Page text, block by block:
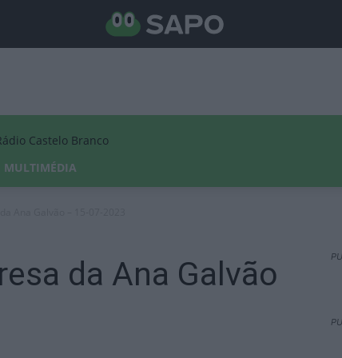
Castelo Branco
MULTIMÉDIA
da Ana Galvão